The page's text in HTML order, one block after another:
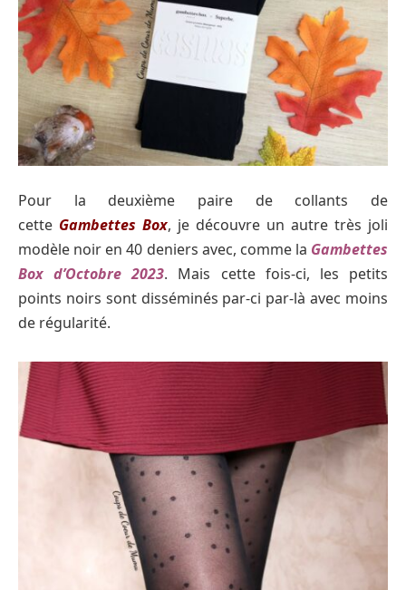
Pour la deuxième paire de collants de
cette Gambettes Box, je découvre un autre très joli
modèle noir en 40 deniers avec, comme la Gambettes
Box d’Octobre 2023. Mais cette fois-ci, les petits
points noirs sont disséminés par-ci par-là avec moins
de régularité.